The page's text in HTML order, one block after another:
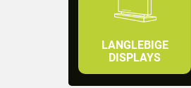
LANGLEBIGE
DISPLAYS